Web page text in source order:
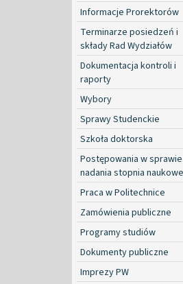
Informacje Prorektorów
Terminarze posiedzeń i
składy Rad Wydziałów
Dokumentacja kontroli i
raporty
Wybory
Sprawy Studenckie
Szkoła doktorska
Postępowania w sprawie
nadania stopnia
Praca w Politechnice
Zamówienia publiczne
Programy studiów
Dokumenty publiczne
Imprezy PW